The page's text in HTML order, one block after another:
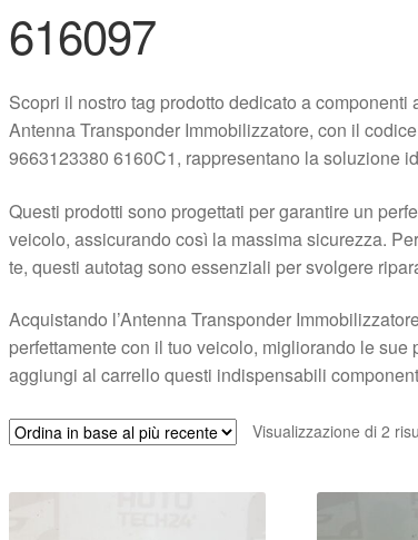
616097
Scopri il nostro tag prodotto dedicato a
Antenna Transponder Immobilizzatore, con il
9663123380 6160C1, rappresentano la soluzione
Questi prodotti sono progettati per garantire un
veicolo, assicurando così la massima sicurezza.
te, questi autotag sono essenziali per svolgere
Acquistando l’Antenna Transponder
perfettamente con il tuo veicolo, migliorando le
aggiungi al carrello questi indispensabili
Visualizzazione di 2